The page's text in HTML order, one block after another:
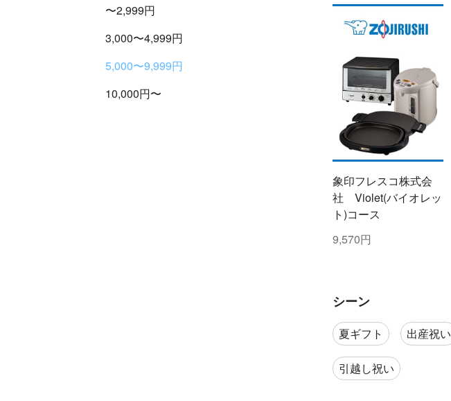
〜2,999円
3,000〜4,999円
5,000〜9,999円
10,000円〜
象印フレスコ株式会
社 Violet(バイオレッ
ト)コース
9,570円
シーン
夏ギフト 出産祝い
引越し祝い